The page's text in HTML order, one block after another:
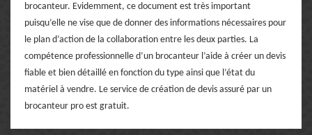
brocanteur. Evidemment, ce document est très important
puisqu’elle ne vise que de donner des informations nécessaires pour
le plan d’action de la collaboration entre les deux parties. La
compétence professionnelle d’un brocanteur l’aide à créer un devis
fiable et bien détaillé en fonction du type ainsi que l’état du
matériel à vendre. Le service de création de devis assuré par un
brocanteur pro est gratuit.